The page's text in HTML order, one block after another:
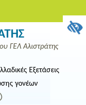
ΓΕΛ Αλιστράτης
Εξετάσεις
γονέων